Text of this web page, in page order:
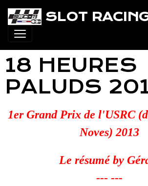
SLOT
18 HEURES
PALUDS
1er Grand Prix de l'USRC
Noves) 2013
Le résumé by
--- ---